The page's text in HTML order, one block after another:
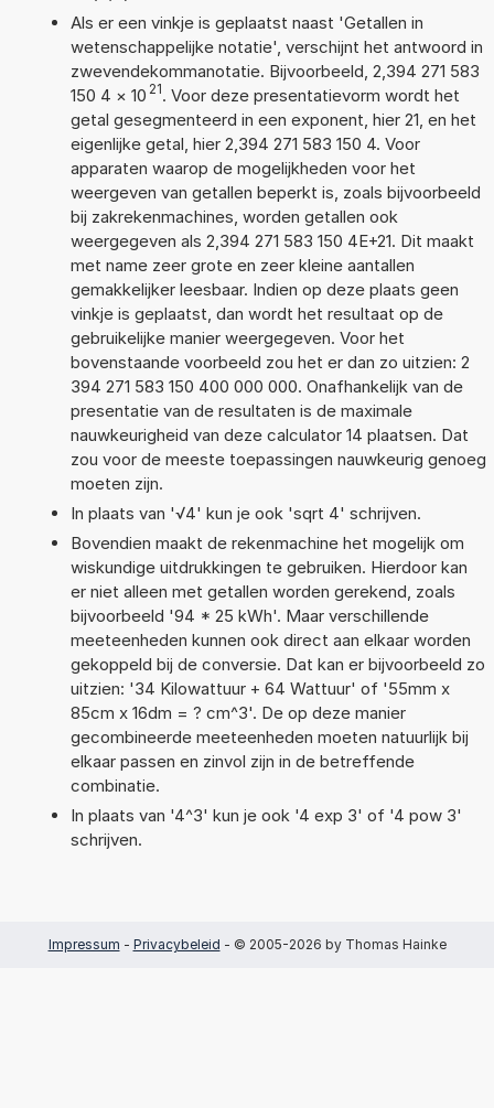
Als er een vinkje is geplaatst naast 'Getallen in
wetenschappelijke notatie', verschijnt het antwoord in
zwevendekommanotatie. Bijvoorbeeld, 2,394 271 583
150 4 × 10 21. Voor deze presentatievorm wordt het
getal gesegmenteerd in een exponent, hier 21, en het
eigenlijke getal, hier 2,394 271 583 150 4. Voor
apparaten waarop de mogelijkheden voor het
weergeven van getallen beperkt is, zoals bijvoorbeeld
bij zakrekenmachines, worden getallen ook
weergegeven als 2,394 271 583 150 4E+21. Dit maakt
met name zeer grote en zeer kleine aantallen
gemakkelijker leesbaar. Indien op deze plaats geen
vinkje is geplaatst, dan wordt het resultaat op de
gebruikelijke manier weergegeven. Voor het
bovenstaande voorbeeld zou het er dan zo uitzien: 2
394 271 583 150 400 000 000. Onafhankelijk van de
presentatie van de resultaten is de maximale
nauwkeurigheid van deze calculator 14 plaatsen. Dat
zou voor de meeste toepassingen nauwkeurig genoeg
moeten zijn.
In plaats van '√4' kun je ook 'sqrt 4' schrijven.
Bovendien maakt de rekenmachine het mogelijk om
wiskundige uitdrukkingen te gebruiken. Hierdoor kan
er niet alleen met getallen worden gerekend, zoals
bijvoorbeeld '94 * 25 kWh'. Maar verschillende
meeteenheden kunnen ook direct aan elkaar worden
gekoppeld bij de conversie. Dat kan er bijvoorbeeld zo
uitzien: '34 Kilowattuur + 64 Wattuur' of '55mm x
85cm x 16dm = ? cm^3'. De op deze manier
gecombineerde meeteenheden moeten natuurlijk bij
elkaar passen en zinvol zijn in de betreffende
combinatie.
In plaats van '4^3' kun je ook '4 exp 3' of '4 pow 3'
schrijven.
Impressum - Privacybeleid - © 2005-2026 by Thomas Hainke